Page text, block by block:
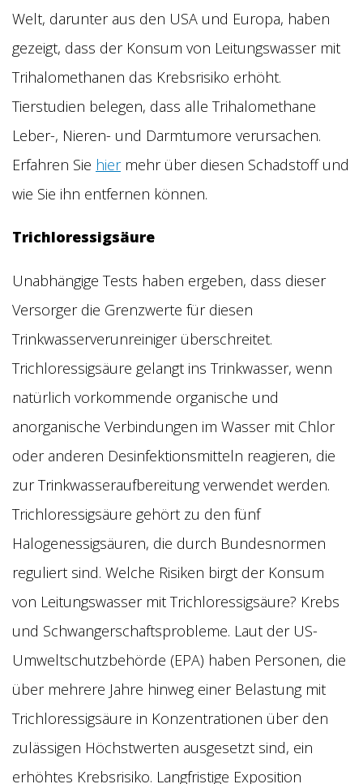
Welt, darunter aus den USA und Europa, haben
gezeigt, dass der Konsum von Leitungswasser mit
Trihalomethanen das Krebsrisiko erhöht.
Tierstudien belegen, dass alle Trihalomethane
Leber-, Nieren- und Darmtumore verursachen.
Erfahren Sie hiermehr über diesen Schadstoff und
wie Sie ihn entfernen können.
Trichloressigsäure
Unabhängige Tests haben ergeben, dass dieser
Versorger die Grenzwerte für diesen
Trinkwasserverunreiniger überschreitet.
Trichloressigsäure gelangt ins Trinkwasser, wenn
natürlich vorkommende organische und
anorganische Verbindungen im Wasser mit Chlor
oder anderen Desinfektionsmitteln reagieren, die
zur Trinkwasseraufbereitung verwendet werden.
Trichloressigsäure gehört zu den fünf
Halogenessigsäuren, die durch Bundesnormen
reguliert sind. Welche Risiken birgt der Konsum
von Leitungswasser mit Trichloressigsäure? Krebs
und Schwangerschaftsprobleme. Laut der US-
Umweltschutzbehörde (EPA) haben Personen, die
über mehrere Jahre hinweg einer Belastung mit
Trichloressigsäure in Konzentrationen über den
zulässigen Höchstwerten ausgesetzt sind, ein
erhöhtes Krebsrisiko. Langfristige Exposition